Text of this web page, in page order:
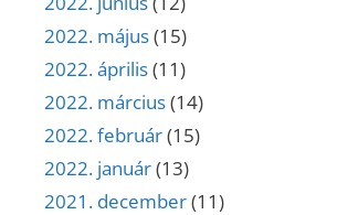
2022. május(15)
2022. április(11)
2022. március(14)
2022. február(15)
2022. január(13)
2021. december(11)